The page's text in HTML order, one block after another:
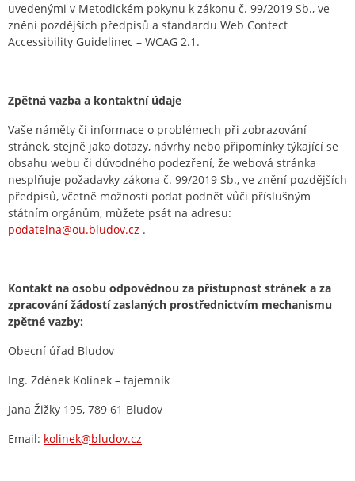
uvedenými v Metodickém pokynu k zákonu č. 99/2019 Sb., ve
znění pozdějších předpisů a standardu Web Contect
Accessibility Guidelinec – WCAG 2.1.
Zpětná vazba a kontaktní údaje
Vaše náměty či informace o problémech při zobrazování
stránek, stejně jako dotazy, návrhy nebo připomínky týkající se
obsahu webu či důvodného podezření, že webová stránka
nesplňuje požadavky zákona č. 99/2019 Sb., ve znění pozdějších
předpisů, včetně možnosti podat podnět vůči příslušným
státním orgánům, můžete psát na adresu:
podatelna@ou.bludov.cz .
Kontakt na osobu odpovědnou za přístupnost stránek a za
zpracování žádostí zaslaných prostřednictvím mechanismu
zpětné vazby:
Obecní úřad Bludov
Ing. Zděnek Kolínek – tajemník
Jana Žižky 195, 789 61 Bludov
Email: kolinek@bludov.cz